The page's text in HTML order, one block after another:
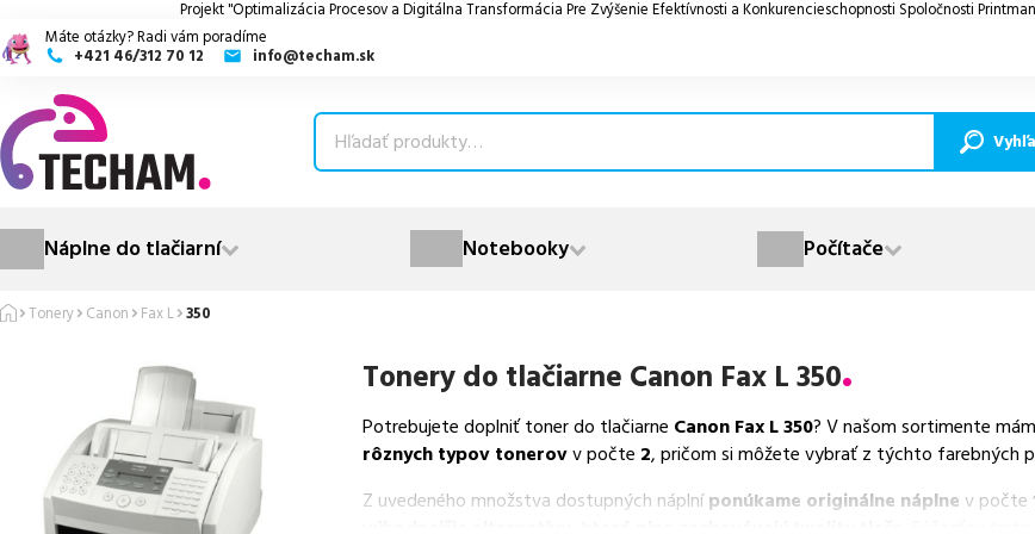
Projekt "Optimalizácia Procesov a Digitálna Transformácia Pre Zvýšenie Efektívnosti a Konkurencieschopnosti Spoločnosti
Máte otázky? Radi vám poradíme
+421 46/312 70 12
info@techam.sk
Náplne do tlačiarní Notebooky Počítače
Tonery Canon Fax L 350
Tonery do tlačiarne Canon Fax L 350
Potrebujete doplniť toner do tlačiarne Canon Fax L 350? V našom sortimente
rôznych typov tonerovv počte 2, pričom si môžete vybrať z týchto farebných
Z uvedeného množstva dostupných náplníponúkame originálne náplne v počte